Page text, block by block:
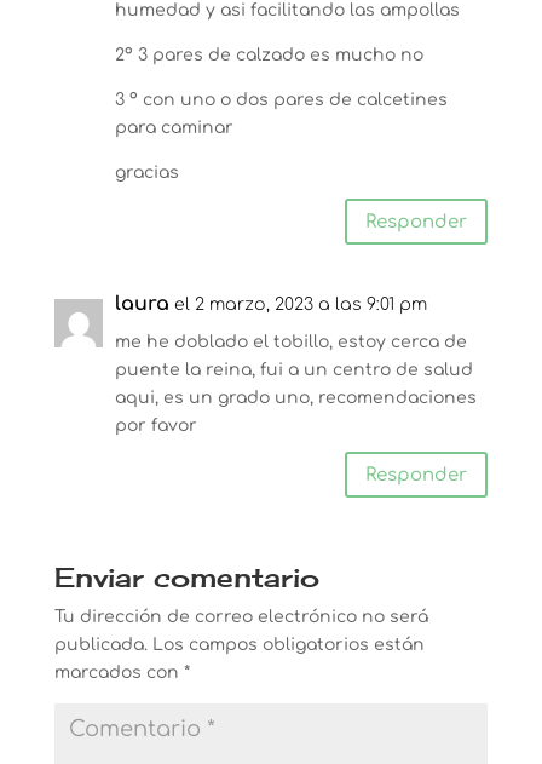
humedad y asi facilitando las ampollas
2º 3 pares de calzado es mucho no
3 º con uno o dos pares de calcetines
para caminar
gracias
Responder
laura el 2 marzo, 2023 a las 9:01 pm
me he doblado el tobillo, estoy cerca de
puente la reina, fui a un centro de salud
aqui, es un grado uno, recomendaciones
por favor
Responder
Enviar comentario
Tu dirección de correo electrónico no será
publicada. Los campos obligatorios están
marcados con *